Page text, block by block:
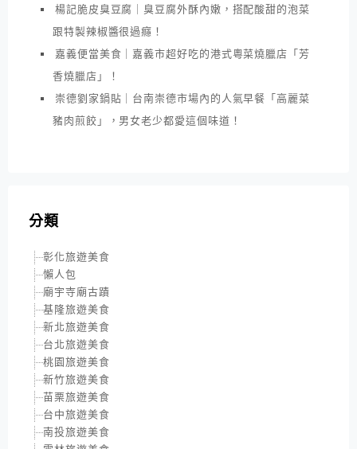
楊記脆皮臭豆腐｜臭豆腐外酥內嫩，搭配酸甜的泡菜
跟特製辣椒醬很過癮！
嘉義便當美食｜嘉義市超好吃的港式粵菜燒臘店「芳
香燒臘店」！
崇德劉家鍋貼｜台南崇德市場內的人氣早餐「高麗菜
豬肉煎餃」，男女老少都愛這個味道！
分類
彰化旅遊美食
懶人包
廟宇寺廟古蹟
基隆旅遊美食
新北旅遊美食
台北旅遊美食
桃園旅遊美食
新竹旅遊美食
苗栗旅遊美食
台中旅遊美食
南投旅遊美食